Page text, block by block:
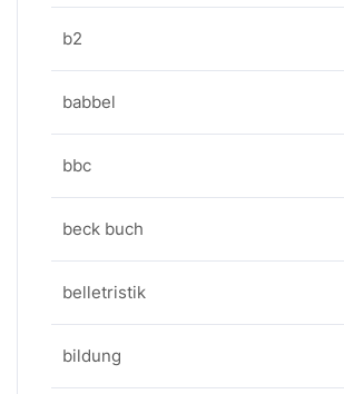
b2
babbel
bbc
beck buch
belletristik
bildung